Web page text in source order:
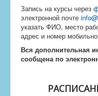
Запись на курсы через
электронной почте
указать ФИО, место
адрес и номер
Вся дополнительная
сообщена по